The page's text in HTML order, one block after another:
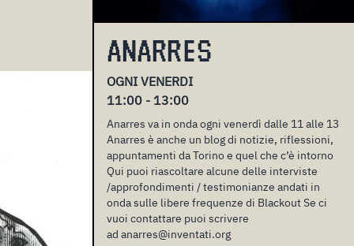
ANARRES
OGNI VENERDI
11:00 - 13:00
Anarres va in onda ogni venerdì dalle 11 alle 13
Anarres è anche un blog di notizie, riflessioni,
appuntamenti da Torino e quel che c’è intorno
Qui puoi riascoltare alcune delle interviste
/approfondimenti / testimonianze andati in
onda sulle libere frequenze di Blackout Se ci
vuoi contattare puoi scrivere
ad anarres@inventati.org